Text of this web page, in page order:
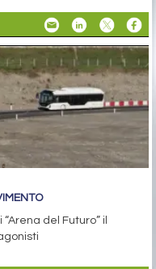
del Futuro” il